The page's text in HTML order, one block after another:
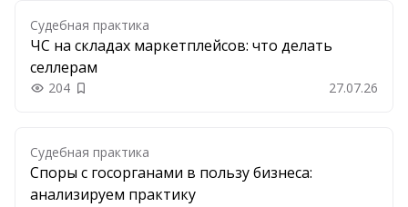
Судебная практика
ЧС на складах маркетплейсов: что делать
селлерам
204 Добавить в закладки 27.07.26
Судебная практика
Споры с госорганами в пользу бизнеса:
анализируем практику